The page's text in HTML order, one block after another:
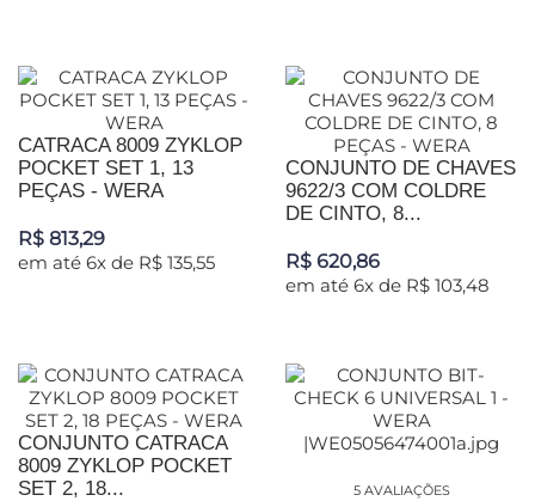
CATRACA 8009 ZYKLOP
POCKET SET 1, 13
PEÇAS - WERA
R$ 813,29
em até 6x de R$ 135,55
CONJUNTO DE CHAVES
9622/3 COM COLDRE
DE CINTO, 8...
R$ 620,86
em até 6x de R$ 103,48
CONJUNTO CATRACA
8009 ZYKLOP POCKET
SET 2, 18...
5 AVALIAÇÕES